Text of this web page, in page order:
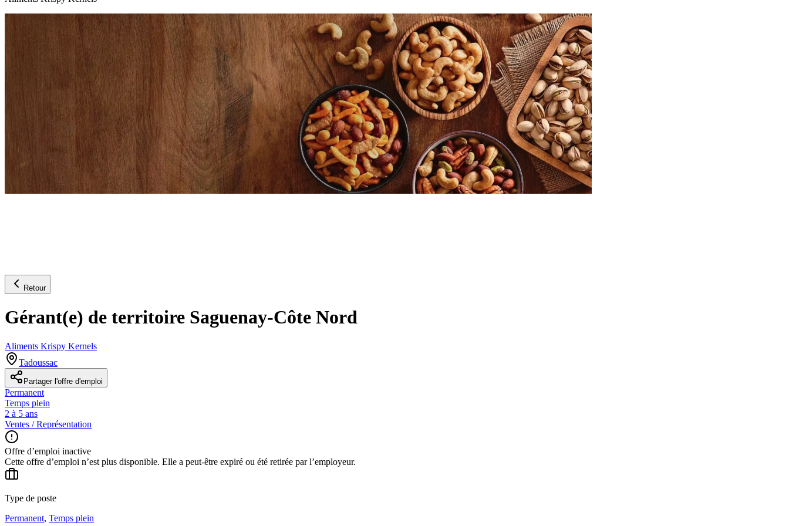
Retour
Gérant(e) de territoire Saguenay-Côte Nord
Aliments Krispy Kernels
Tadoussac
Partager l'offre d'emploi
Permanent
Temps plein
2 à 5 ans
Ventes / Représentation
Offre d’emploi inactive
Cette offre d’emploi n’est plus disponible. Elle a peut-être expiré ou été retirée par l’employeur.
Type de poste
Permanent, Temps plein